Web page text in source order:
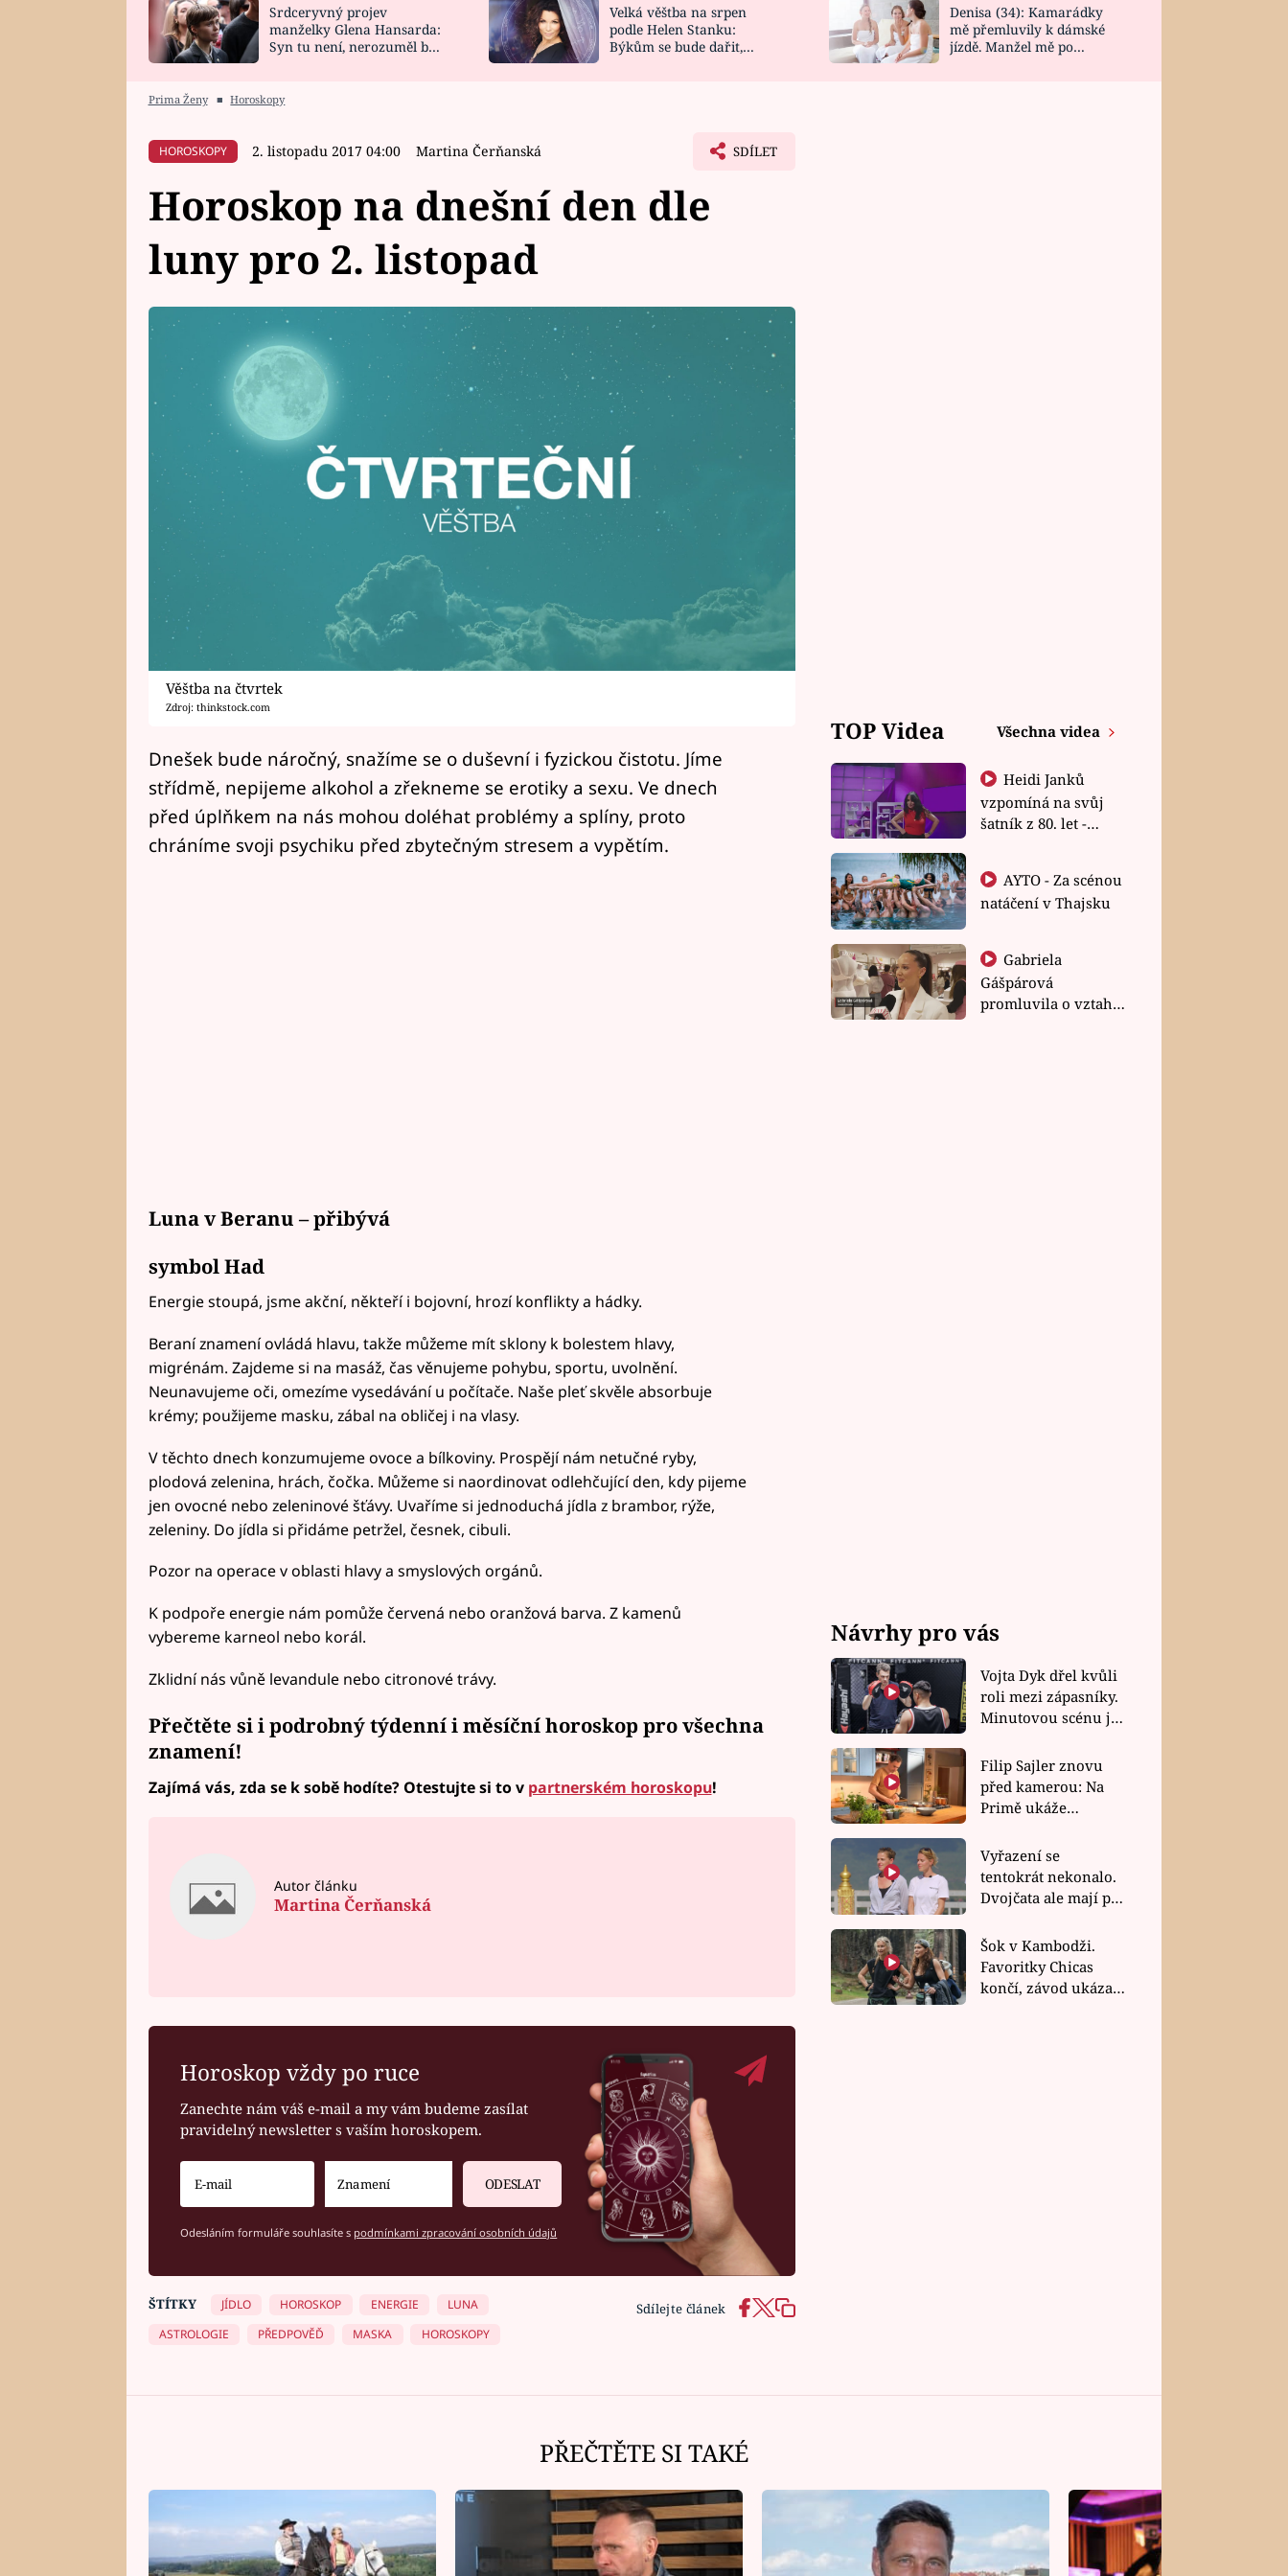
HOROSKOP NA
CELEBRITY
VAŘENÍ
NOVINKY
VIDEORECEPTY
DESIGN
Srdceryvný projev
manželky Glena Hansarda:
Syn tu není, nerozuměl by
Velká věštba na srpen
podle Helen Stanku:
Býkům se bude dařit,
Denisa (34): Kamarádky
mě přemluvily k dámské
jízdě. Manžel mě po
Prima Ženy ■ Horoskopy
HOROSKOPY 2. listopadu 2017 04:00 Martina Čerňanská SDÍLET
Horoskop na dnešní den dle
luny pro 2. listopad
Věštba na čtvrtek
Zdroj: thinkstock.com
Dnešek bude náročný, snažíme se o duševní i fyzickou čistotu. Jíme
střídmě, nepijeme alkohol a zřekneme se erotiky a sexu. Ve dnech
před úplňkem na nás mohou doléhat problémy a splíny, proto
chráníme svoji psychiku před zbytečným stresem a vypětím.
Luna v Beranu – přibývá
symbol Had
Energie stoupá, jsme akční, někteří i bojovní, hrozí konflikty a hádky.
Beraní znamení ovládá hlavu, takže můžeme mít sklony k bolestem hlavy,
migrénám. Zajdeme si na masáž, čas věnujeme pohybu, sportu, uvolnění.
Neunavujeme oči, omezíme vysedávání u počítače. Naše pleť skvěle absorbuje
krémy; použijeme masku, zábal na obličej i na vlasy.
V těchto dnech konzumujeme ovoce a bílkoviny. Prospějí nám netučné ryby,
plodová zelenina, hrách, čočka. Můžeme si naordinovat odlehčující den, kdy pijeme
jen ovocné nebo zeleninové šťávy. Uvaříme si jednoduchá jídla z brambor, rýže,
zeleniny. Do jídla si přidáme petržel, česnek, cibuli.
Pozor na operace v oblasti hlavy a smyslových orgánů.
K podpoře energie nám pomůže červená nebo oranžová barva. Z kamenů
vybereme karneol nebo korál.
Zklidní nás vůně levandule nebo citronové trávy.
Přečtěte si i podrobnýtýdenní i měsíční horoskoppro všechna
znamení!
Zajímá vás, zda se k sobě hodíte? Otestujte si to v partnerském horoskopu!
Autor článku
Martina Čerňanská
Horoskop vždy po ruce
Zanechte nám váš e-mail a my vám budeme zasílat
pravidelný newsletter s vaším horoskopem.
ODESLAT
Odesláním formuláře souhlasíte s podmínkami zpracování osobních údajů
Sdílejte článek
ŠTÍTKY JÍDLO HOROSKOP ENERGIE
LUNA
ASTROLOGIE
PŘEDPOVĚĎ MASKA HOROSKOPY
TOP Videa Všechna videa
Heidi Janků
vzpomíná na svůj
šatník z 80. let -
natáčení v Thajsku
Gabriela
Gášpárová
promluvila o vztahu
Návrhy pro vás
Vojta Dyk dřel kvůli
roli mezi zápasníky.
Minutovou scénu jel
Filip Sajler znovu
před kamerou: Na
Primě ukáže
rychlé recepty
Vyřazení se
tentokrát nekonalo.
Dvojčata ale mají po
závodu nůž na krku
Šok v Kambodži.
Favoritky Chicas
končí, závod ukázal
PŘEČTĚTE SI TAKÉ